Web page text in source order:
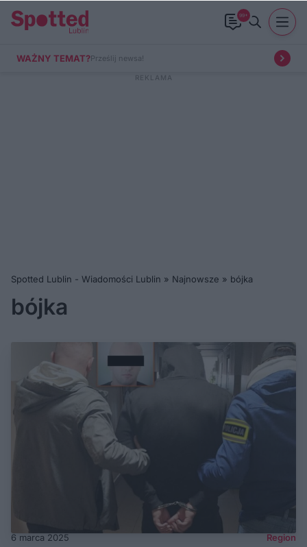
99+
WAŻNY TEMAT?Prześlij newsa!
Spotted Lublin - Wiadomości Lublin » Najnowsze » bójka
bójka
6 marca 2025 Region